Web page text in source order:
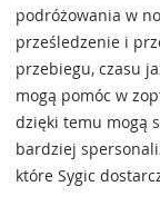
podróżowania w
prześledzenie i
przebiegu, czasu
mogą pomóc w
dzięki temu mogą
bardziej
które Sygic